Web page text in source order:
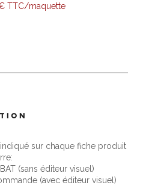
TTC/maquette
sur chaque fiche produit
(sans éditeur visuel)
(avec éditeur visuel)